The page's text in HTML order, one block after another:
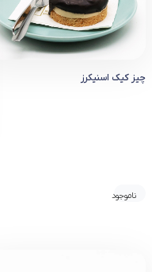
چیز کیک اسنیکرز
ناموجود